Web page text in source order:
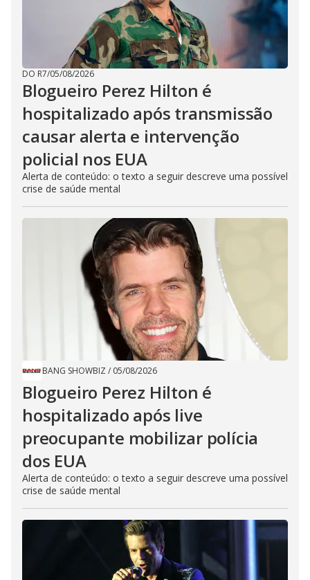
DO R7/05/08/2026
Blogueiro Perez Hilton é
hospitalizado após transmissão
causar alerta e intervenção
policial nos EUA
Alerta de conteúdo: o texto a seguir descreve uma possível
crise de saúde mental
BANG SHOWBIZ / 05/08/2026
Blogueiro Perez Hilton é
hospitalizado após live
preocupante mobilizar polícia
dos EUA
Alerta de conteúdo: o texto a seguir descreve uma possível
crise de saúde mental